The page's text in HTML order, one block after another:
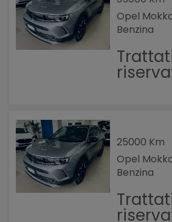
Opel
Benzina
25000 Km
Opel
Benzina